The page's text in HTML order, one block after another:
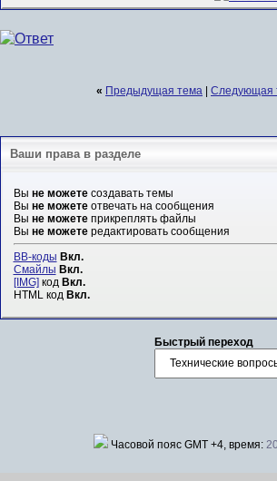
« Предыдущая тема | Следующая
Ваши права в разделе
Вы не можетесоздавать темы
Вы не можетеотвечать на сообщения
Вы не можетеприкреплять файлы
Вы не можетередактировать сообщения
BB-коды Вкл.
Смайлы Вкл.
[IMG] код Вкл.
HTML код Вкл.
Быстрый переход
Часовой пояс GMT +4, время: